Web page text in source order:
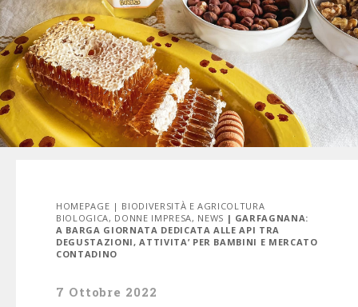
HOMEPAGE | BIODIVERSITÀ E AGRICOLTURA
BIOLOGICA, DONNE IMPRESA, NEWS | GARFAGNANA:
A BARGA GIORNATA DEDICATA ALLE API TRA
DEGUSTAZIONI, ATTIVITA’ PER BAMBINI E MERCATO
CONTADINO
7 Ottobre 2022